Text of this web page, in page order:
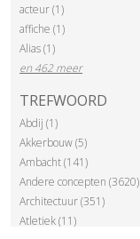
acteur (1)
affiche (1)
Alias (1)
en 462 meer
TREFWOORD
Abdij (1)
Akkerbouw (5)
Ambacht (141)
Andere concepten (3620)
Architectuur (351)
Atletiek (11)